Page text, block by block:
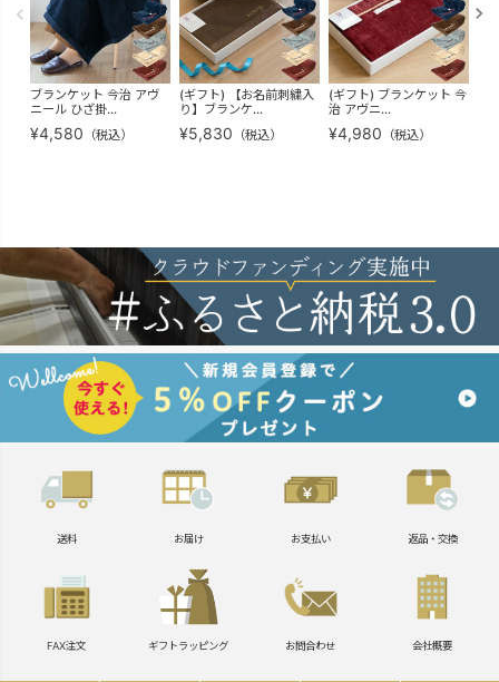
ブランケット 今治 アヴ
ニール ひざ掛...
¥4,580 （税込）
(ギフト) 【お名前刺繍入
り】ブランケ...
¥5,830 （税込）
(ギフト) ブランケット 今
治 アヴニ...
¥4,980 （税込）
送料 お届け お支払い 返品・交換
FAX注文 ギフトラッピング お問合わせ 会社概要